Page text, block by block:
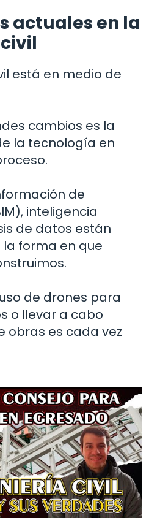
actuales en la
está en medio de
cambios es la
la tecnología en
de
inteligencia
de datos están
forma en que
de drones para
o llevar a cabo
obras es cada vez